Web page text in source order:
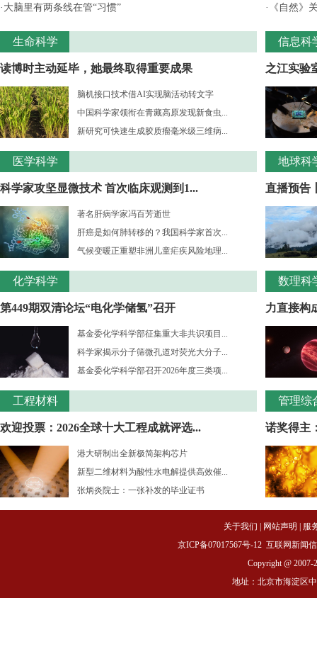
· 大脑里有两条线在管“习惯”
生命科学
读博时主动延毕，她最终取得重要成果
脑机接口技术借AI实现脑活动转文字
中国科学家领衔在青藏高原发现新食虫...
新研究可快速生成胶质瘤毫米级三维病...
医学科学
科学家攻坚显微技术 首次临床观测到1...
著名肝病学家冯百芳逝世
肝癌是如何肺转移的？我国科学家首次...
气候变暖正重塑非洲儿童疟疾风险地理...
化学科学
第449期双清论坛“电化学储氢”召开
基金委化学科学部征集重大非共识项目...
科学家揭示分子筛微孔道对荧光大分子...
基金委化学科学部召开2026年度三类项...
工程材料
欢迎投票：2026全球十大工程成就评选...
港大研制出全新极简架构芯片
新型二维材料为酸性水电解提供高效催...
张炳炎院士：一张补发的毕业证书
·
《自然》
信息科
之江实验
地球科
直播预告
数理科
力直接构
管理综
诺奖得主
关于我们 网站声明
服
京ICP备07017567号-12 互联网新闻
Copyright @ 2007-
地址：北京市海淀区